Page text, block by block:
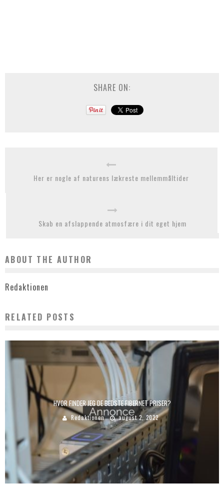
SHARE ON:
Her er nogle af naturens lækreste mellemmåltider
Skab en afslappende atmosfære i dit eget hjem
ABOUT THE AUTHOR
Redaktionen
RELATED POSTS
HVOR FINDER JEG DE BEDSTE FIBERNET PRISER?
Redaktionen august 2, 2022